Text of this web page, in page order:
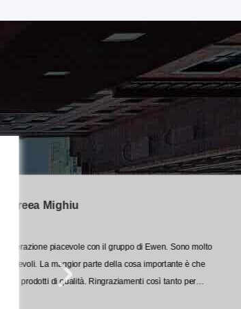
Andreea Mighiu
Cooperazione piacevole con il gruppo di Ewen. Sono molto
amichevoli. La maggior parte della cosa importante è che
hanno prodotti di qualità. Ringraziamenti così tanto per
Gradisco lavorare con questi
professionali,